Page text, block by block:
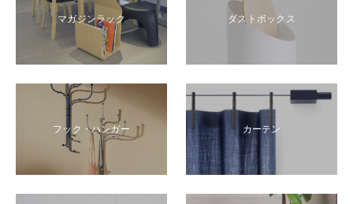
マガジンラック ダストボックス
フック・ハンガー カーテン